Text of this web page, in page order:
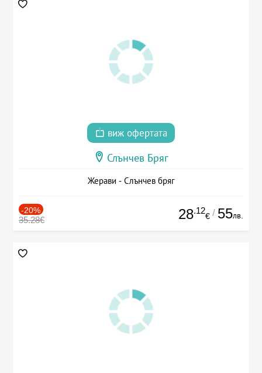
виж офертата
Слънчев Бряг
Жерави - Слънчев бряг
-20%
35.28€ 28.12
€ / 55лв.